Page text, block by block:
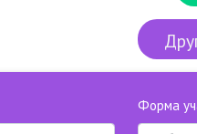
Форма